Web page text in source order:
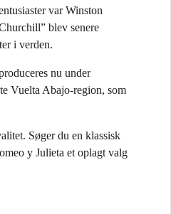
varWinston
blev senere
i verden.
nu under
Vuelta Abajo-region, som
Søger du en klassisk
y Julieta et oplagt valg